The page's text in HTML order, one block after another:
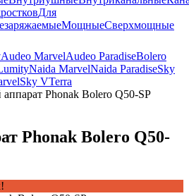
Для
МощныеСверхмощные
Audeo MarvelAudeo ParadiseBolero
Naida MarvelNaida ParadiseSky
Sky VTerra
Phonak Bolero Q50-SP
Phonak Bolero Q50-